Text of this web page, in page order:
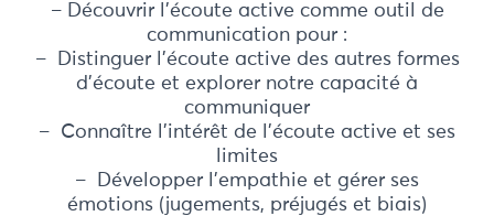
– Découvrir l’écoute active comme outil de
communication pour :
– Distinguer l’écoute active des autres formes
d’écoute et explorer notre capacité à
communiquer
– Connaître l’intérêt de l’écoute active et ses
limites
– Développer l’empathie et gérer ses
émotions (jugements, préjugés et biais)